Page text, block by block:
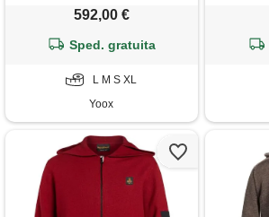
592,00 €
Sped. gratuita
L M S XL
Yoox